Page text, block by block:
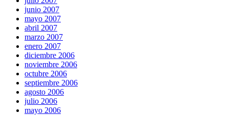
junio 2007
mayo 2007
abril 2007
marzo 2007
enero 2007
diciembre 2006
noviembre 2006
octubre 2006
septiembre 2006
agosto 2006
julio 2006
mayo 2006